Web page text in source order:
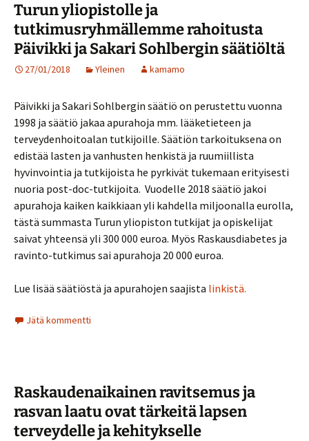
Turun yliopistolle ja
tutkimusryhmällemme rahoitusta
Päivikki ja Sakari Sohlbergin säätiöltä
27/01/2018 Yleinen kamamo
Päivikki ja Sakari Sohlbergin säätiö on perustettu vuonna
1998 ja säätiö jakaa apurahoja mm. lääketieteen ja
terveydenhoitoalan tutkijoille. Säätiön tarkoituksena on
edistää lasten ja vanhusten henkistä ja ruumiillista
hyvinvointia ja tutkijoista he pyrkivät tukemaan erityisesti
nuoria post-doc-tutkijoita. Vuodelle 2018 säätiö jakoi
apurahoja kaiken kaikkiaan yli kahdella miljoonalla eurolla,
tästä summasta Turun yliopiston tutkijat ja opiskelijat
saivat yhteensä yli 300 000 euroa. Myös Raskausdiabetes ja
ravinto-tutkimus sai apurahoja 20 000 euroa.
Lue lisää säätiöstä ja apurahojen saajista linkistä.
Jätä kommentti
Raskaudenaikainen ravitsemus ja
rasvan laatu ovat tärkeitä lapsen
terveydelle ja kehitykselle